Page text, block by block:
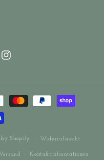
Instagram
by Shopify Widerrufsrecht
Versand Kontaktinformationen